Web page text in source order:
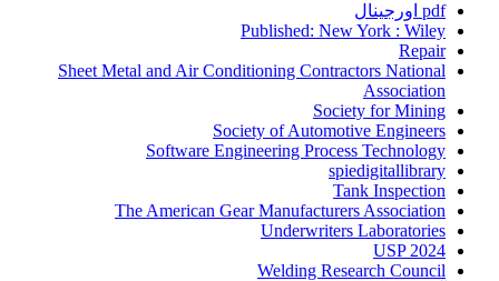
pdf اورجینال
Published: New York : Wiley
Repair
Sheet Metal and Air Conditioning Contractors National
Association
Society for Mining
Society of Automotive Engineers
Software Engineering Process Technology
spiedigitallibrary
Tank Inspection
The American Gear Manufacturers Association
Underwriters Laboratories
USP 2024
Welding Research Council